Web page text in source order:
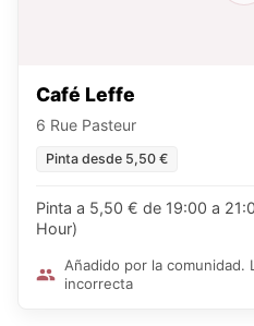
Café Leffe
6 Rue Pasteur
Pinta desde 5,50 €
Pinta a 5,50 € de 19:00 a
Hour)
Añadido por la comunidad.
incorrecta